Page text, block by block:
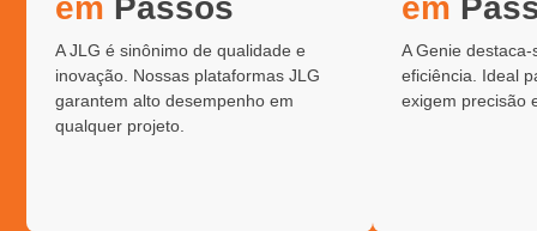
em Passos
A JLG é sinônimo de qualidade e
inovação. Nossas plataformas JLG
garantem alto desempenho em
qualquer projeto.
em
A Genie
eficiência. Ideal
exigem precisão